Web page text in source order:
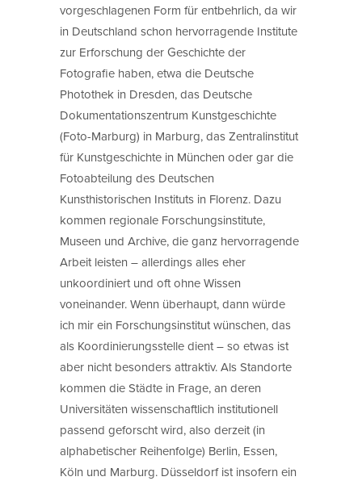
vorgeschlagenen Form für entbehrlich, da wir
in Deutschland schon hervorragende Institute
zur Erforschung der Geschichte der
Fotografie haben, etwa die Deutsche
Photothek in Dresden, das Deutsche
Dokumentationszentrum Kunstgeschichte
(Foto-Marburg) in Marburg, das Zentralinstitut
für Kunstgeschichte in München oder gar die
Fotoabteilung des Deutschen
Kunsthistorischen Instituts in Florenz. Dazu
kommen regionale Forschungsinstitute,
Museen und Archive, die ganz hervorragende
Arbeit leisten – allerdings alles eher
unkoordiniert und oft ohne Wissen
voneinander. Wenn überhaupt, dann würde
ich mir ein Forschungsinstitut wünschen, das
als Koordinierungsstelle dient – so etwas ist
aber nicht besonders attraktiv. Als Standorte
kommen die Städte in Frage, an deren
Universitäten wissenschaftlich institutionell
passend geforscht wird, also derzeit (in
alphabetischer Reihenfolge) Berlin, Essen,
Köln und Marburg. Düsseldorf ist insofern ein